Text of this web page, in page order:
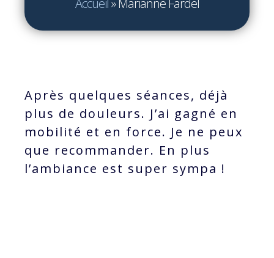
Après quelques séances, déjà
plus de douleurs. J’ai gagné en
mobilité et en force. Je ne peux
que recommander. En plus
l’ambiance est super sympa !